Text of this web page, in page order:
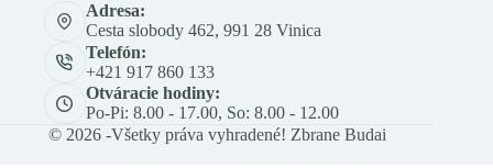
Adresa:
Cesta slobody 462, 991 28 Vinica
Telefón:
+421 917 860 133
Otváracie hodiny:
Po-Pi: 8.00 - 17.00, So: 8.00 - 12.00
© 2026 -Všetky práva vyhradené! Zbrane Budai